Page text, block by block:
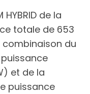
de la
totale de 653
combinaison du
et de la
puissance